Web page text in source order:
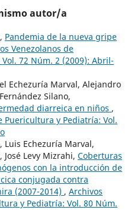
autor/a
Pandemia de la nueva gripe
Venezolanos de
72 Núm. 2 (2009): Abril-
Echezuría Marval, Alejandro
Silano,
diarreica en niños ,
Puericultura y Pediatría: Vol.
Luis Echezuría Marval,
Levy Mizrahi, Coberturas
con la introducción de
conjugada contra
(2007-2014) , Archivos
y Pediatría: Vol. 80 Núm.